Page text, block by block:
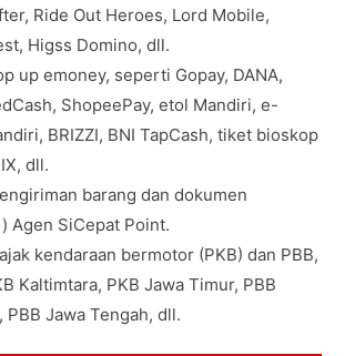
Ride Out Heroes, Lord Mobile,
Higss Domino, dll.
up emoney, seperti Gopay, DANA,
ShopeePay, etol Mandiri, e-
BRIZZI, BNI TapCash, tiket bioskop
dll.
barang dan dokumen
Agen SiCepat Point.
kendaraan bermotor (PKB) dan PBB,
Kaltimtara, PKB Jawa Timur, PBB
PBB Jawa Tengah, dll.